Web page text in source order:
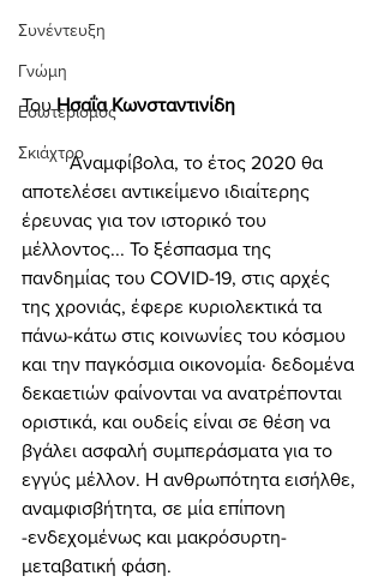
Συνέντευξη
Γνώμη
Εσωτερισμός
Σκιάχτρο
Του Ησαΐα Κωνσταντινίδη
	Αναμφίβολα, το έτος 2020 θα
αποτελέσει αντικείμενο ιδιαίτερης
έρευνας για τον ιστορικό του
μέλλοντος... Το ξέσπασμα της
πανδημίας του COVID-19, στις αρχές
της χρονιάς, έφερε κυριολεκτικά τα
πάνω-κάτω στις κοινωνίες του κόσμου
και την παγκόσμια οικονομία· δεδομένα
δεκαετιών φαίνονται να ανατρέπονται
οριστικά, και ουδείς είναι σε θέση να
βγάλει ασφαλή συμπεράσματα για το
εγγύς μέλλον. Η ανθρωπότητα εισήλθε,
αναμφισβήτητα, σε μία επίπονη
-ενδεχομένως και μακρόσυρτη-
μεταβατική φάση.